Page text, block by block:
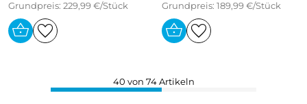
Grundpreis: 229,99 €/Stück
Grundpreis: 189,99 €/Stück
40 von 74 Artikeln